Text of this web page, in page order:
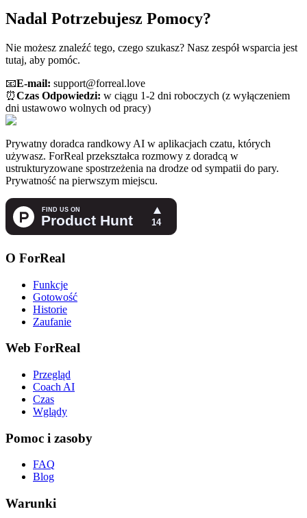
Nadal Potrzebujesz Pomocy?
Nie możesz znaleźć tego, czego szukasz? Nasz zespół wsparcia jest
tutaj, aby pomóc.
📧E-mail: support@forreal.love
⏰Czas Odpowiedzi: w ciągu 1-2 dni roboczych (z wyłączeniem
dni ustawowo wolnych od pracy)
Prywatny doradca randkowy AI w aplikacjach czatu, których
używasz. ForReal przekształca rozmowy z doradcą w
ustrukturyzowane spostrzeżenia na drodze od sympatii do pary.
Prywatność na pierwszym miejscu.
O ForReal
Funkcje
Gotowość
Historie
Zaufanie
Web ForReal
Przegląd
Coach AI
Czas
Wglądy
Pomoc i zasoby
FAQ
Blog
Warunki